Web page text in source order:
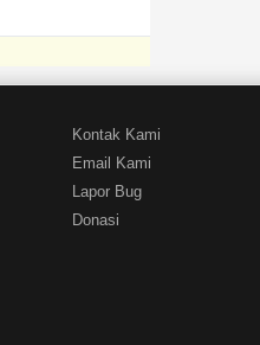
Kontak Kami
Email Kami
Lapor Bug
Donasi